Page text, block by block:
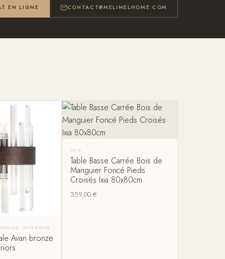
EN LIGNE CONTACT@MELIMELHOME.COM
INTERIORS
Avan bronze
IXIA
Table Basse Carrée Bois de
Manguier Foncé Pieds
Croisés Ixia 80x80cm
359,00 €